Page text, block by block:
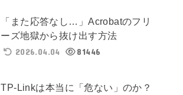
「また応答なし…」Acrobatのフリ
ーズ地獄から抜け出す方法
2026.04.04
81446
TP-Linkは本当に「危ない」のか？